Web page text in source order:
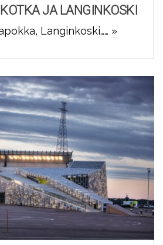
JA LANGINKOSKI
Langinkoski…… »